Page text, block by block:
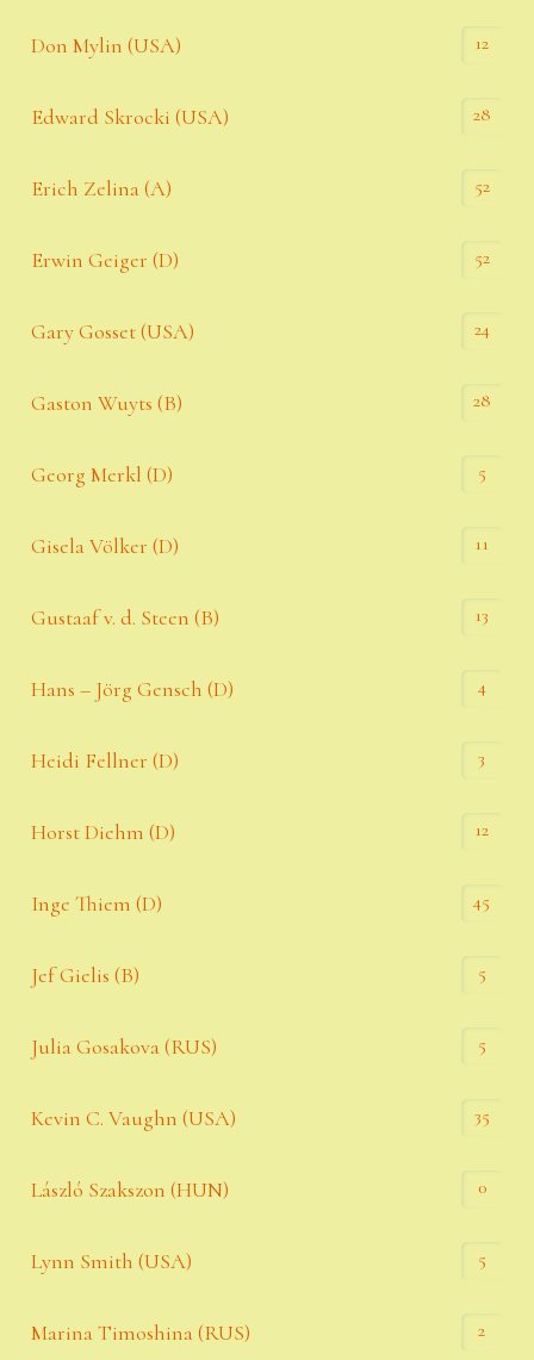
Don Mylin (USA) 12
Edward Skrocki (USA) 28
Erich Zelina (A) 52
Erwin Geiger (D) 52
Gary Gosset (USA) 24
Gaston Wuyts (B) 28
Georg Merkl (D) 5
Gisela Völker (D) 11
Gustaaf v. d. Steen (B) 13
Hans – Jörg Gensch (D) 4
Heidi Fellner (D) 3
Horst Diehm (D) 12
Inge Thiem (D) 45
Jef Gielis (B) 5
Julia Gosakova (RUS) 5
Kevin C. Vaughn (USA) 35
László Szakszon (HUN) 0
Lynn Smith (USA) 5
Marina Timoshina (RUS) 2